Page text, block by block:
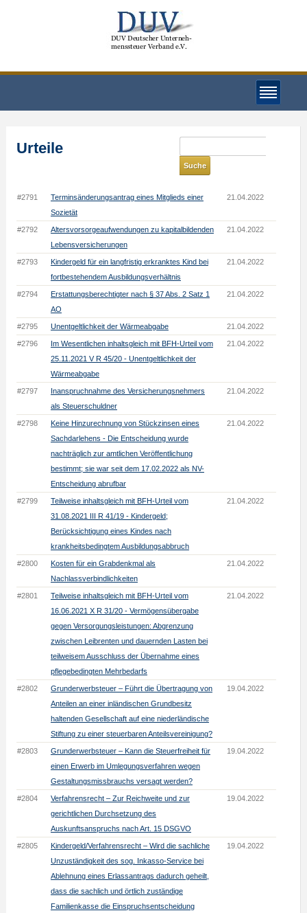
Urteile
#2791
Terminsänderungsantrag eines Mitglieds einer
Sozietät
21.04.2022
#2792
Altersvorsorgeaufwendungen zu kapitalbildenden
Lebensversicherungen
21.04.2022
#2793
Kindergeld für ein langfristig erkranktes Kind bei
fortbestehendem Ausbildungsverhältnis
21.04.2022
#2794
Erstattungsberechtigter nach § 37 Abs. 2 Satz 1
AO
21.04.2022
#2795 Unentgeltlichkeit der Wärmeabgabe 21.04.2022
#2796
Im Wesentlichen inhaltsgleich mit BFH-Urteil vom
25.11.2021 V R 45/20 - Unentgeltlichkeit der
Wärmeabgabe
21.04.2022
#2797
Inanspruchnahme des Versicherungsnehmers
als Steuerschuldner
21.04.2022
#2798
Keine Hinzurechnung von Stückzinsen eines
Sachdarlehens - Die Entscheidung wurde
nachträglich zur amtlichen Veröffentlichung
bestimmt; sie war seit dem 17.02.2022 als NV-
Entscheidung abrufbar
21.04.2022
#2799
Teilweise inhaltsgleich mit BFH-Urteil vom
31.08.2021 III R 41/19 - Kindergeld;
Berücksichtigung eines Kindes nach
krankheitsbedingtem Ausbildungsabbruch
21.04.2022
#2800
Kosten für ein Grabdenkmal als
Nachlassverbindlichkeiten
21.04.2022
#2801
Teilweise inhaltsgleich mit BFH-Urteil vom
16.06.2021 X R 31/20 - Vermögensübergabe
gegen Versorgungsleistungen: Abgrenzung
zwischen Leibrenten und dauernden Lasten bei
teilweisem Ausschluss der Übernahme eines
pflegebedingten Mehrbedarfs
21.04.2022
#2802
Grunderwerbsteuer – Führt die Übertragung von
Anteilen an einer inländischen Grundbesitz
haltenden Gesellschaft auf eine niederländische
Stiftung zu einer steuerbaren Anteilsvereinigung?
19.04.2022
#2803
Grunderwerbsteuer – Kann die Steuerfreiheit für
einen Erwerb im Umlegungsverfahren wegen
Gestaltungsmissbrauchs versagt werden?
19.04.2022
#2804
Verfahrensrecht – Zur Reichweite und zur
gerichtlichen Durchsetzung des
Auskunftsanspruchs nach Art. 15 DSGVO
19.04.2022
#2805
Kindergeld/Verfahrensrecht – Wird die sachliche
Unzuständigkeit des sog. Inkasso-Service bei
Ablehnung eines Erlassantrags dadurch geheilt,
dass die sachlich und örtlich zuständige
Familienkasse die Einspruchsentscheidung
19.04.2022